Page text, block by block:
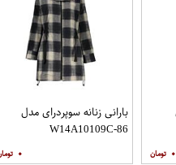
۰
بارانی زنانه سوپردرای مدل
W14A10109C-86
۰